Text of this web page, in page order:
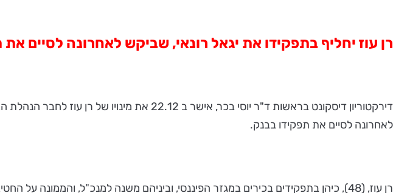
רן עוז יחליף בתפקידו את יגאל רונאי, שביקש לאחרונה לסיים
דירקטוריון דיסקונט בראשות ד"ר יוסי בכר, אישר
לאחרונה לסיים את תפקידו בבנק.